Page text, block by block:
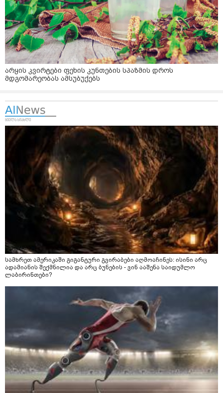
არყის კვირტები ფეხის კუნთების სპაზმის დროს
მდგომარეობას ამსუბუქებს
სამხრეთ ამერიკაში გიგანტური გვირაბები აღმოაჩინეს: ისინი არც
ადამიანის შექმნილია და არც ბუნების - ვინ ააშენა საიდუმლო
ლაბირინთები?